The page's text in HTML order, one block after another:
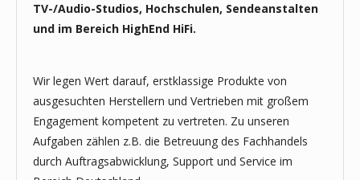
TV-/Audio-Studios, Hochschulen, Sendeanstalten
und im Bereich HighEnd HiFi.
Wir legen Wert darauf, erstklassige Produkte von
ausgesuchten Herstellern und Vertrieben mit großem
Engagement kompetent zu vertreten. Zu unseren
Aufgaben zählen z.B. die Betreuung des Fachhandels
durch Auftragsabwicklung, Support und Service im